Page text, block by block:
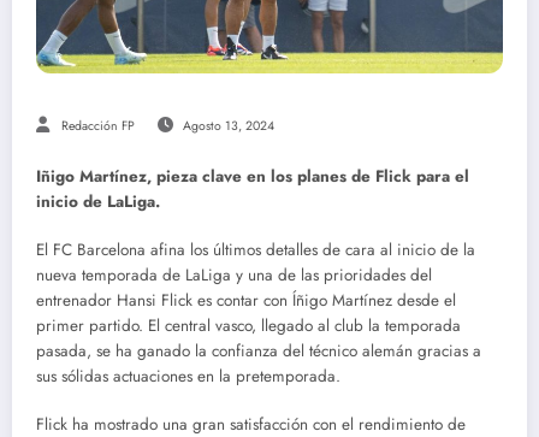
Redacción FP Agosto 13, 2024
Iñigo Martínez, pieza clave en los planes de Flick para el
inicio de LaLiga.
El FC Barcelona afina los últimos detalles de cara al inicio de la
nueva temporada de LaLiga y una de las prioridades del
entrenador Hansi Flick es contar con Íñigo Martínez desde el
primer partido. El central vasco, llegado al club la temporada
pasada, se ha ganado la confianza del técnico alemán gracias a
sus sólidas actuaciones en la pretemporada.
Flick ha mostrado una gran satisfacción con el rendimiento de